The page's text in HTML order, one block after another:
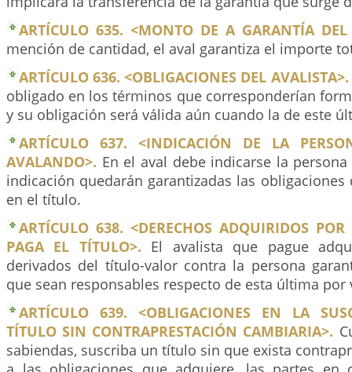
ARTÍCULO 635. <MONTO DE A GARANTÍA DEL
mención de cantidad, el aval garantiza el importe
ARTÍCULO 636. <OBLIGACIONES DEL AVALISTA>.
obligado en los términos que corresponderían
y su obligación será válida aún cuando la de este
ARTÍCULO 637. <INDICACIÓN DE LA
AVALANDO>. En el aval debe indicarse la
indicación quedarán garantizadas las obligaciones
en el título.
ARTÍCULO 638. <DERECHOS ADQUIRIDOS
PAGA EL TÍTULO>. El avalista que pague
derivados del título-valor contra la persona
que sean responsables respecto de esta última
ARTÍCULO 639. <OBLIGACIONES EN LA
TÍTULO SIN CONTRAPRESTACIÓN CAMBIARIA>.
sabiendas, suscriba un título sin que exista